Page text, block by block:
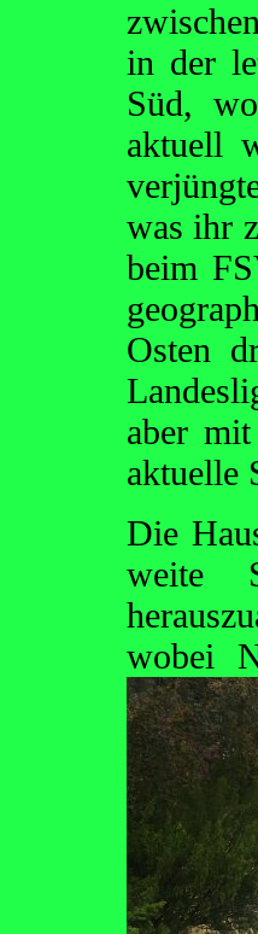
in der
Süd,
aktuell
was ihr
beim
Osten
aber
aktuelle
Die
weite
wobei